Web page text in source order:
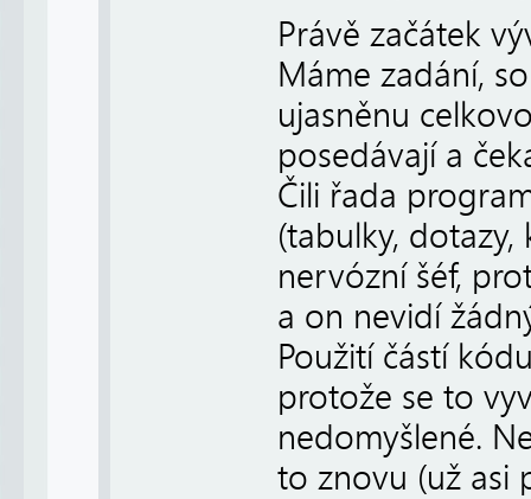
Právě začátek
Máme zadání,
ujasněnu
posedávají a
Čili řada
(tabulky,
nervózní šéf,
a on nevidí
Použití částí
protože se to
nedomyšlené.
to znovu (už asi